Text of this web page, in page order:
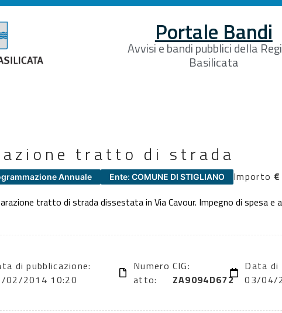
Portale Bandi
Avvisi e bandi pubblici della
Basilicata
tratto di strada
Annuale Ente: COMUNE DI STIGLIANO Importo €
tratto di strada dissestata in Via Cavour. Impegno di spesa
di pubblicazione:
02/2014 10:20
Numero
atto:
CIG:
ZA9094D672
Data di
03/04/